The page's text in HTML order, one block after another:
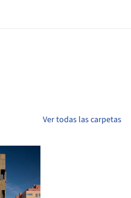
Ver todas las carpetas